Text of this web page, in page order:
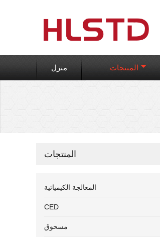
منزل المنتجات
المنتجات
المعالجة الكيميائية
CED
مسحوق